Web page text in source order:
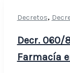
Decretos,
Decr. 060/
Farmacía